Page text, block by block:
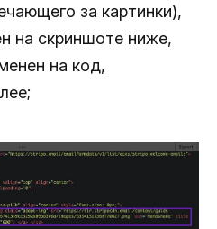
за картинки),
на скриншоте ниже,
на код,